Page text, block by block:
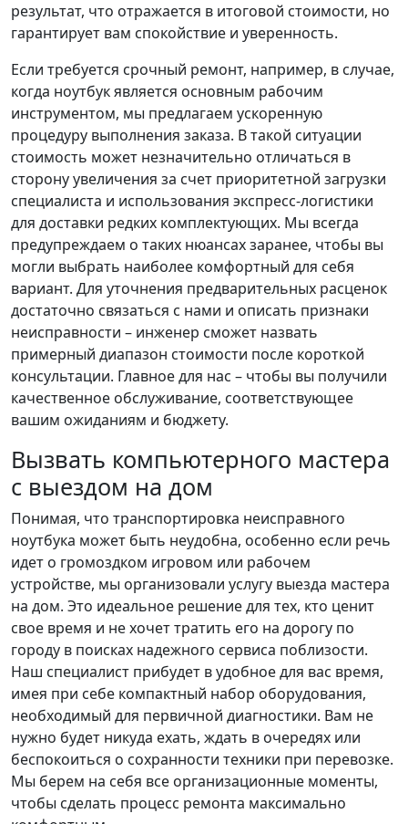
результат, что отражается в итоговой стоимости, но
гарантирует вам спокойствие и уверенность.
Если требуется срочный ремонт, например, в случае,
когда ноутбук является основным рабочим
инструментом, мы предлагаем ускоренную
процедуру выполнения заказа. В такой ситуации
стоимость может незначительно отличаться в
сторону увеличения за счет приоритетной загрузки
специалиста и использования экспресс-логистики
для доставки редких комплектующих. Мы всегда
предупреждаем о таких нюансах заранее, чтобы вы
могли выбрать наиболее комфортный для себя
вариант. Для уточнения предварительных расценок
достаточно связаться с нами и описать признаки
неисправности – инженер сможет назвать
примерный диапазон стоимости после короткой
консультации. Главное для нас – чтобы вы получили
качественное обслуживание, соответствующее
вашим ожиданиям и бюджету.
Вызвать компьютерного мастера
с выездом на дом
Понимая, что транспортировка неисправного
ноутбука может быть неудобна, особенно если речь
идет о громоздком игровом или рабочем
устройстве, мы организовали услугу выезда мастера
на дом. Это идеальное решение для тех, кто ценит
свое время и не хочет тратить его на дорогу по
городу в поисках надежного сервиса поблизости.
Наш специалист прибудет в удобное для вас время,
имея при себе компактный набор оборудования,
необходимый для первичной диагностики. Вам не
нужно будет никуда ехать, ждать в очередях или
беспокоиться о сохранности техники при перевозке.
Мы берем на себя все организационные моменты,
чтобы сделать процесс ремонта максимально